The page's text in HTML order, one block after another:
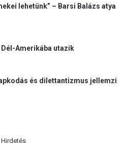
lehetünk” – Barsi Balázs atya
Dél-Amerikába utazik
és dilettantizmus jellemzi
Hirdetés